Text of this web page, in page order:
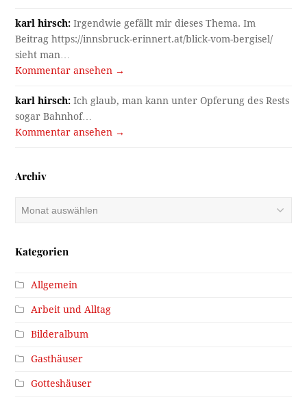
karl hirsch: Irgendwie gefällt mir dieses Thema. Im
Beitrag https://innsbruck-erinnert.at/blick-vom-bergisel/
sieht man…
Kommentar ansehen →
karl hirsch: Ich glaub, man kann unter Opferung des Rests
sogar Bahnhof…
Kommentar ansehen →
Archiv
Kategorien
Allgemein
Arbeit und Alltag
Bilderalbum
Gasthäuser
Gotteshäuser